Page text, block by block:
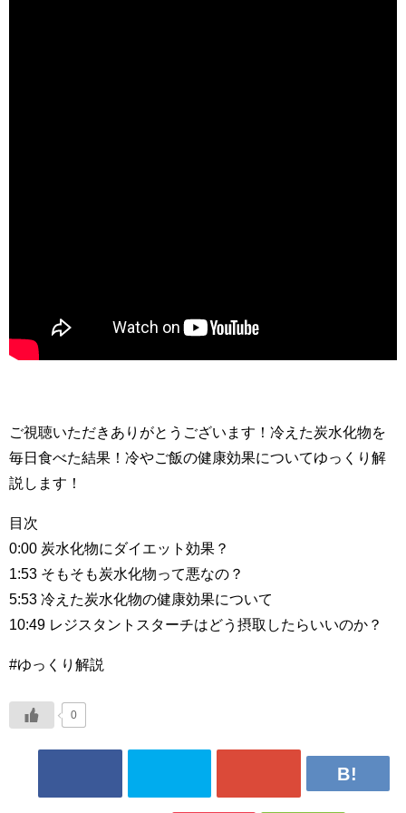
ご視聴いただきありがとうございます！冷えた炭水化物を
毎日食べた結果！冷やご飯の健康効果についてゆっくり解
説します！
目次
0:00 炭水化物にダイエット効果？
1:53 そもそも炭水化物って悪なの？
5:53 冷えた炭水化物の健康効果について
10:49 レジスタントスターチはどう摂取したらいいのか？
#ゆっくり解説
0